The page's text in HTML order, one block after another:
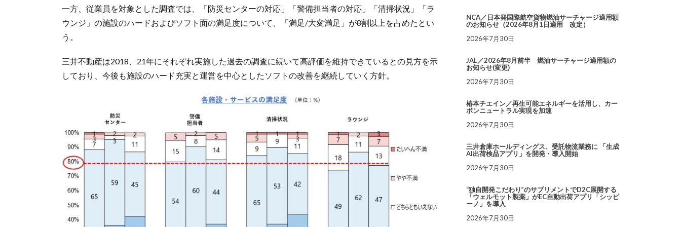
一方、従業員を対象とした調査では、「防災センターの対応」「警備担当者の対応」「清掃状況」「ラ
ウンジ」の施設のハードおよびソフト面の満足度について、「満足/大変満足」が8割以上を占めたとい
う。
三井不動産は2018、21年にそれぞれ実施した過去の調査に続いて高評価を維持できているとの見方を示
しており、今後も施設のハード充実と運営を中心としたソフトの改善を継続していく方針。
NCA／日本発国際航空貨物燃油サーチャージ適用額
のお知らせ（2026年8月1日適用 改定）
2026年7月30日
JAL／2026年8月前半 燃油サーチャージ適用額の
お知らせ(変更)
2026年7月30日
椿本チエイン／再生可能エネルギーを活用し、カー
ボンニュートラル実現を加速
2026年7月30日
三井倉庫ホールディングス、受託物流業務に 「生成
AI出荷検品アプリ」を開発・導入開始
2026年7月30日
“独自開発こだわり”のサプリメントでD2C展開する
「ウェルモット製薬」がEC自動出荷アプリ「シッピ
ーノ」を導入
2026年7月30日